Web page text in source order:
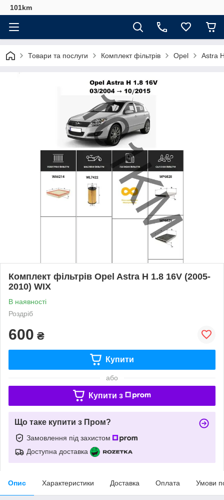
101km
Товари та послуги Комплект фільтрів Opel Astra
Комплект фільтрів Opel Astra H 1.8 16V (2005-
2010) WIX
В наявності
Роздріб
600 ₴
Купити
або
Купити з
Що таке купити з Пром?
Замовлення під захистом
Доступна доставка
Опис Характеристики Доставка Оплата Умови